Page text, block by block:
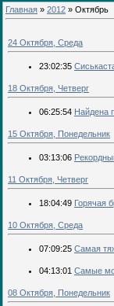
Главная » 2012 » Октябрь
24 Октября, Среда
23:02:35
18 Октября, Четверг
06:25:54 Найдена
15 Октября, Понедельник
03:13:06
11 Октября, Четверг
18:04:49 Горячая
10 Октября, Среда
07:09:25 Самая
04:13:01 Самые
08 Октября, Понедельник